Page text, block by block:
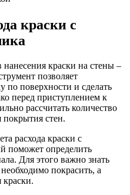
краски с
краски на стены –
позволяет
по поверхности и сделать
перед приступлением к
рассчитать количество
покрытия стен.
расхода краски с
поможет определить
Для этого важно знать
покрасить, а